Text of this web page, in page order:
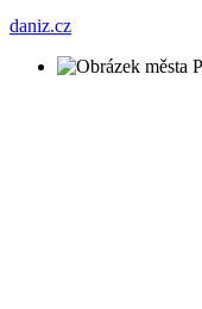
daniz.cz